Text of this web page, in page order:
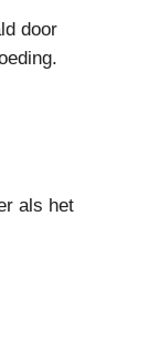
door
als het